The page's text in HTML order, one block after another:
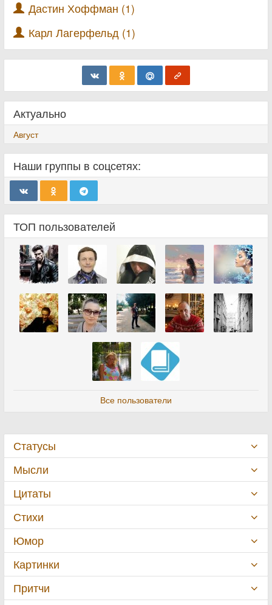
Дастин Хоффман (1)
Карл Лагерфельд (1)
Актуально
Август
Наши группы в соцсетях:
ТОП пользователей
Все пользователи
Статусы
Мысли
Цитаты
Стихи
Юмор
Картинки
Притчи